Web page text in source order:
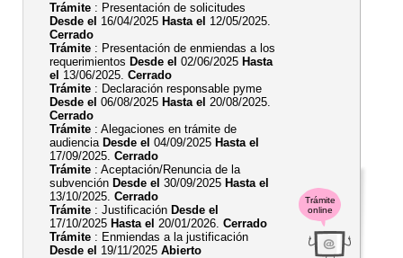
Trámite
online
Trámite : Presentación de solicitudes
Desde el 16/04/2025 Hasta el 12/05/2025.
Cerrado
Trámite : Presentación de enmiendas a los
requerimientos Desde el 02/06/2025 Hasta
el 13/06/2025. Cerrado
Trámite : Declaración responsable pyme
Desde el 06/08/2025 Hasta el 20/08/2025.
Cerrado
Trámite : Alegaciones en trámite de
audiencia Desde el 04/09/2025 Hasta el
17/09/2025. Cerrado
Trámite : Aceptación/Renuncia de la
subvención Desde el 30/09/2025 Hasta el
13/10/2025. Cerrado
Trámite : Justificación Desde el
17/10/2025 Hasta el 20/01/2026. Cerrado
Trámite : Enmiendas a la justificación
Desde el 19/11/2025 Abierto